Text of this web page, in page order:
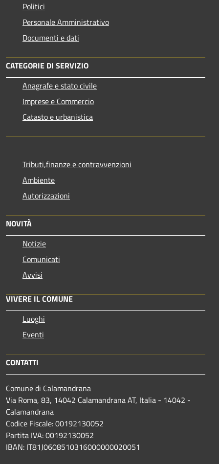
Politici
Personale Amministrativo
Documenti e dati
CATEGORIE DI SERVIZIO
Anagrafe e stato civile
Imprese e Commercio
Catasto e urbanistica
Tributi,finanze e contravvenzioni
Ambiente
Autorizzazioni
NOVITÀ
Notizie
Comunicati
Avvisi
VIVERE IL COMUNE
Luoghi
Eventi
CONTATTI
Comune di Calamandrana
Via Roma, 83, 14042 Calamandrana AT, Italia - 14042 -
Calamandrana
Codice Fiscale: 00192130052
Partita IVA: 00192130052
IBAN: IT81J0608510316000000020051